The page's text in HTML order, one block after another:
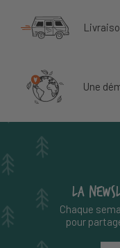
Une
LA
Chaque
pour